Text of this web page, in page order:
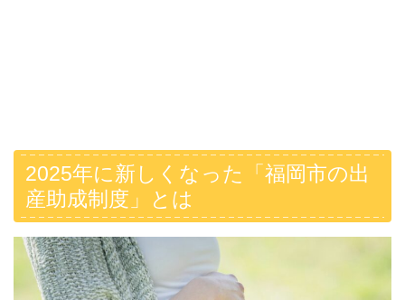
2025年に新しくなった「福岡市の出
産助成制度」とは